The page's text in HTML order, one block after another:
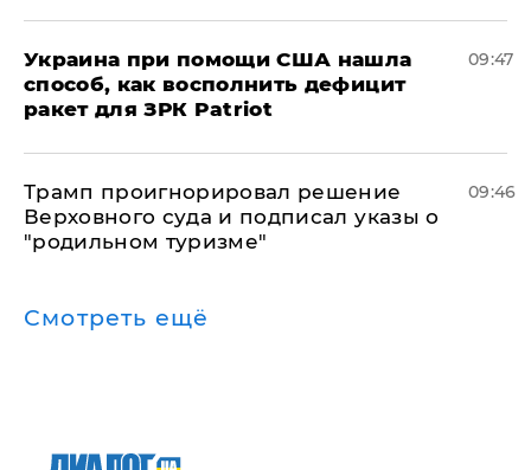
Украина при помощи США нашла
способ, как восполнить дефицит
ракет для ЗРК Patriot
09:47
Трамп проигнорировал решение
Верховного суда и подписал указы о
"родильном туризме"
09:46
Смотреть ещё